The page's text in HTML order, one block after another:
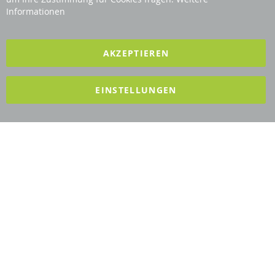
Informationen
AKZEPTIEREN
EINSTELLUNGEN